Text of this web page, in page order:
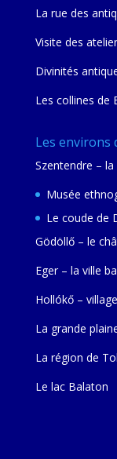
La rue des
Visite des
Divinités
Les collines de
Les environs
Szentendre –
Musée
Le coude de
Gödöllő – le
Eger – la ville
Hollókő –
La grande
La région de
Le lac Balaton